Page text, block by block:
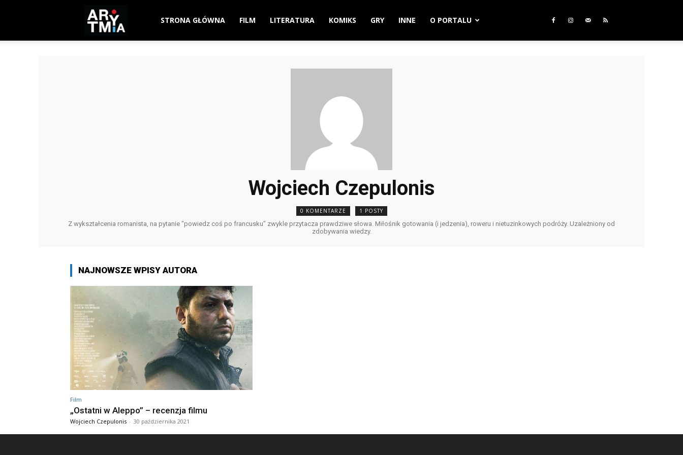
arytmia.eu
STRONA GŁÓWNA FILM LITERATURA KOMIKS GRY INNE O PORTALU
Wojciech Czepulonis
0 KOMENTARZE 1 POSTY
Z wykształcenia romanista, na pytanie "powiedz coś po francusku" zwykle przytacza prawdziwe słowa. Miłośnik gotowania (i jedzenia), roweru i nietuzinkowych podróży. Uzależniony od
zdobywania wiedzy.
NAJNOWSZE WPISY AUTORA
Film
„Ostatni w Aleppo” – recenzja filmu
Wojciech Czepulonis - 30 października 2021